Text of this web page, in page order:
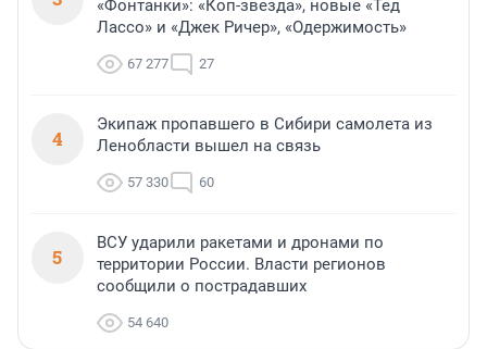
«Фонтанки»: «Коп-звезда», новые «Тед
Лассо» и «Джек Ричер», «Одержимость»
67 277 27
4
Экипаж пропавшего в Сибири самолета из
Ленобласти вышел на связь
57 330 60
5
ВСУ ударили ракетами и дронами по
территории России. Власти регионов
сообщили о пострадавших
54 640